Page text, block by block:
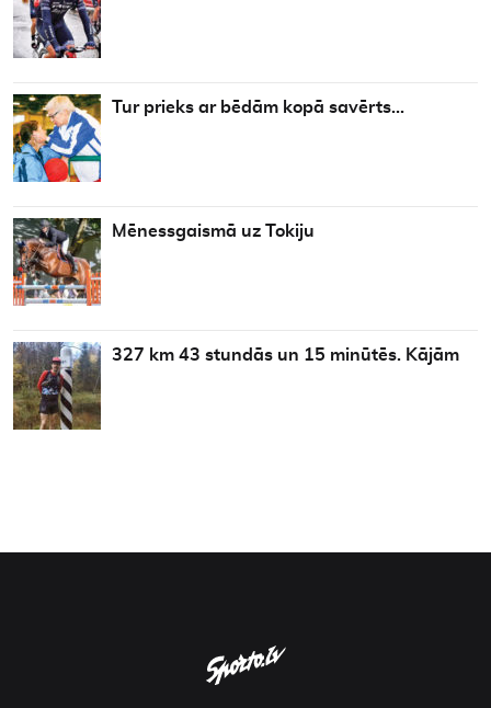
Tur prieks ar bēdām kopā savērts…
Mēnessgaismā uz Tokiju
327 km 43 stundās un 15 minūtēs. Kājām